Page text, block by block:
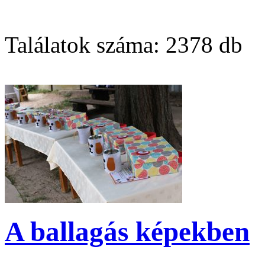
Találatok száma: 2378 db
A ballagás képekben